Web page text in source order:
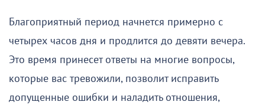
Благоприятный период начнется примерно с
четырех часов дня и продлится до девяти вечера.
Это время принесет ответы на многие вопросы,
которые вас тревожили, позволит исправить
допущенные ошибки и наладить отношения,